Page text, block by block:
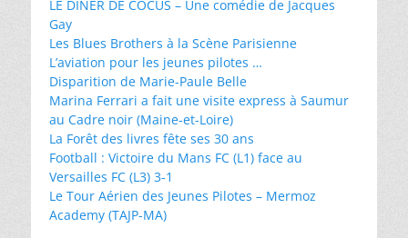
LE DÎNER DE COCUS – Une comédie de Jacques
Gay
Les Blues Brothers à la Scène Parisienne
L’aviation pour les jeunes pilotes …
Disparition de Marie-Paule Belle
Marina Ferrari a fait une visite express à Saumur
au Cadre noir (Maine-et-Loire)
La Forêt des livres fête ses 30 ans
Football : Victoire du Mans FC (L1) face au
Versailles FC (L3) 3-1
Le Tour Aérien des Jeunes Pilotes – Mermoz
Academy (TAJP-MA)